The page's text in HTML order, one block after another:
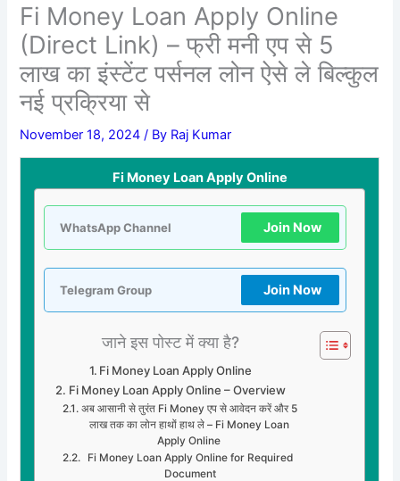
Fi Money Loan Apply Online
(Direct Link) – फ्री मनी एप से 5
लाख का इंस्टेंट पर्सनल लोन ऐसे ले बिल्कुल
नई प्रक्रिया से
November 18, 2024/ By Raj Kumar
Fi Money Loan Apply Online
WhatsApp Channel Join Now
Telegram Group Join Now
जाने इस पोस्ट में क्या है?
Fi Money Loan Apply Online
Fi Money Loan Apply Online – Overview
अब आसानी से तुरंत Fi Money एप से आवेदन करें और 5
लाख तक का लोन हाथों हाथ ले – Fi Money Loan
Apply Online
Fi Money Loan Apply Online for Required
Document